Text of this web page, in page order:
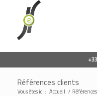
Références clients
Vous êtes ici : Accueil / Références